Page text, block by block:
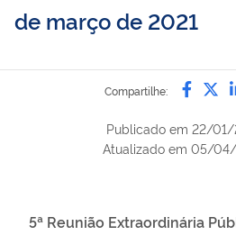
de março de 2021
Compartilhe:
Publicado em 22/01/
Atualizado em 05/04/
5ª Reunião Extraordinária